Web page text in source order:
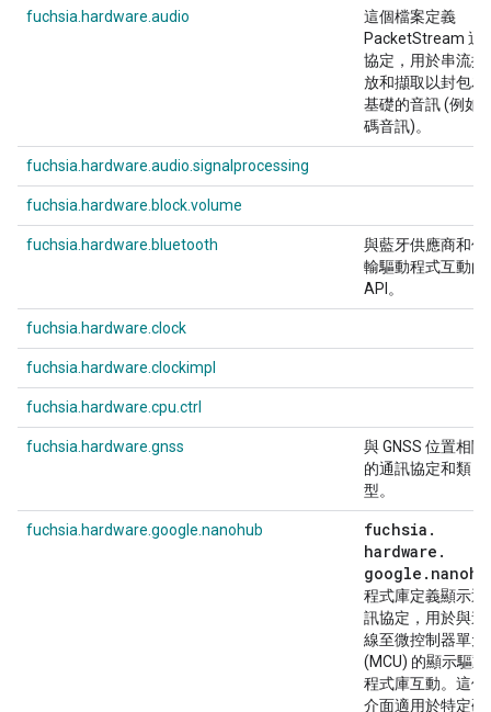
fuchsia.hardware.audio
這個檔案定義
PacketStream 通
協定，用於串流播
放和擷取以封包為
基礎的音訊 (例如
碼音訊)。
fuchsia.hardware.audio.signalprocessing
fuchsia.hardware.block.volume
fuchsia.hardware.bluetooth
與藍牙供應商和傳
輸驅動程式互動的
API。
fuchsia.hardware.clock
fuchsia.hardware.clockimpl
fuchsia.hardware.cpu.ctrl
fuchsia.hardware.gnss
與 GNSS 位置相關
的通訊協定和類
型。
fuchsia.hardware.google.nanohub fuchsia .
hardware .
google .
程式庫定義顯示通
訊協定，用於與連
線至微控制器單元
(MCU) 的顯示驅動
程式庫互動。這個
介面適用於特定硬